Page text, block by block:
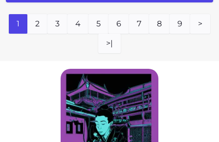
1 2 3 4 5 6 7 8 9 >
>|